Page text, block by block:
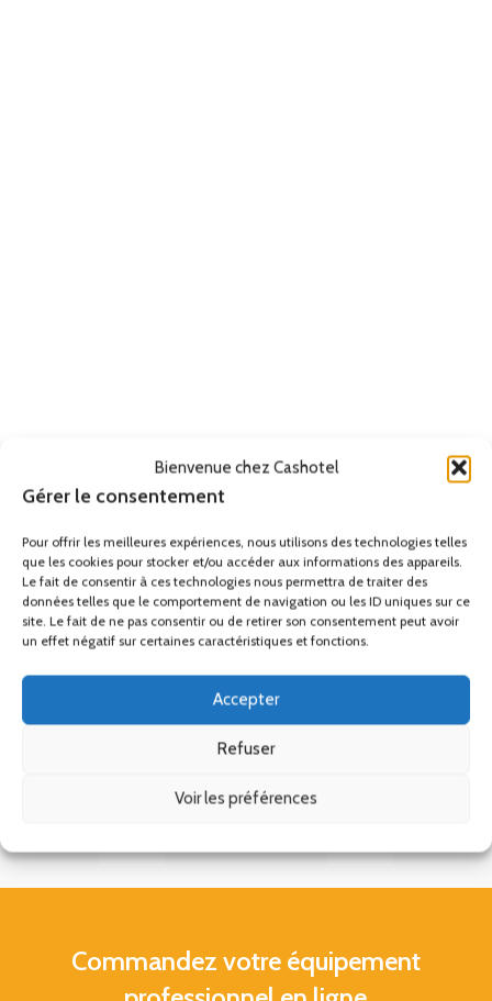
Bienvenue chez Cashotel
Gérer le consentement
Pour offrir les meilleures expériences, nous utilisons des technologies telles
que les cookies pour stocker et/ou accéder aux informations des appareils.
Le fait de consentir à ces technologies nous permettra de traiter des
données telles que le comportement de navigation ou les ID uniques sur ce
site. Le fait de ne pas consentir ou de retirer son consentement peut avoir
un effet négatif sur certaines caractéristiques et fonctions.
Accepter
Refuser
Voir les préférences
Commandez votre équipement